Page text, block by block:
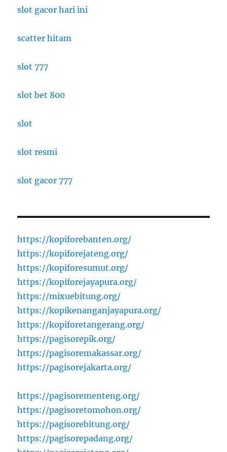
slot gacor hari ini
scatter hitam
slot 777
slot bet 800
slot
slot resmi
slot gacor 777
https://kopiforebanten.org/
https://kopiforejateng.org/
https://kopiforesumut.org/
https://kopiforejayapura.org/
https://mixuebitung.org/
https://kopikenanganjayapura.org/
https://kopiforetangerang.org/
https://pagisorepik.org/
https://pagisoremakassar.org/
https://pagisorejakarta.org/
https://pagisorementeng.org/
https://pagisoretomohon.org/
https://pagisorebitung.org/
https://pagisorepadang.org/